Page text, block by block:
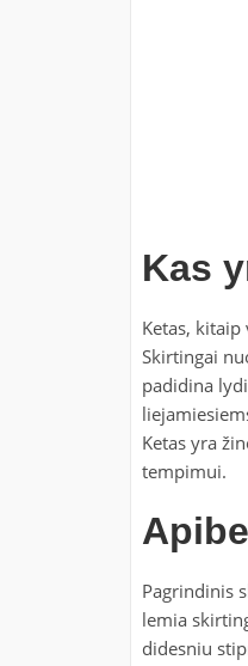
Kas
Ketas,
Skirtingai
padidina
Ketas yra
tempimui.
Pagrindinis
lemia
didesniu